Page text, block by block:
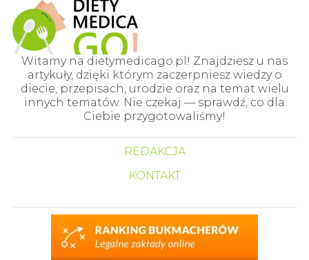
Witamy na dietymedicago.pl! Znajdziesz u nas
artykuły, dzięki którym zaczerpniesz wiedzy o
diecie, przepisach, urodzie oraz na temat wielu
innych tematów. Nie czekaj — sprawdź, co dla
Ciebie przygotowaliśmy!
REDAKCJA
KONTAKT